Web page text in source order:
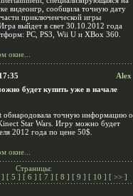
видеоигр, сообщила точную дату
приключенческой игры
выйдет в свет 30.10.2012 года
PC, PS3, Wii U и XBox 360.
окне...
Alex
будет купить уже в начале
обнародовала точную информацию о
Star Wars. Игру можно будет
2012 года по цене 50$.
окне...
Страницы:
] [ 5 ] [ 6 ] [ 7 ] [ 8 ] [ 9 ] [ 10 ] [ >> ]